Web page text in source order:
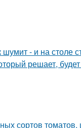
- и на столе
решает,
сортов